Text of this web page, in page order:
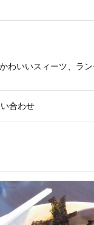
わいいスィーツ、ラ
合わせ